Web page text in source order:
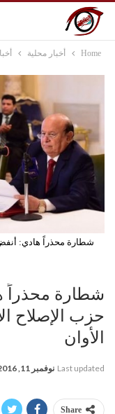
Home أخبار محلية
شطارة محذراً هادي:
شطارة
حزب الإصلاح
الأوان
Last updated نوفمبر 11, 2016
Share